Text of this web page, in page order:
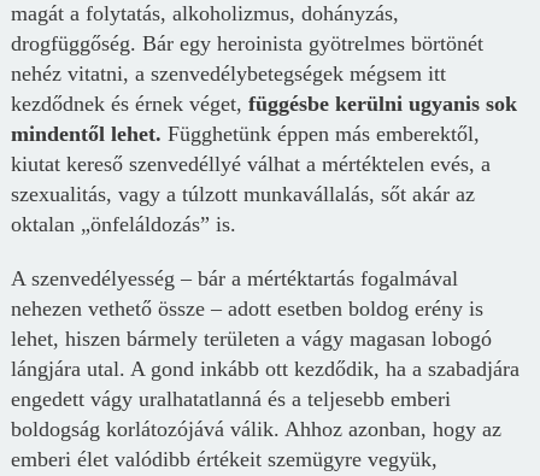
magát a folytatás, alkoholizmus, dohányzás,
drogfüggőség. Bár egy heroinista gyötrelmes börtönét
nehéz vitatni, a szenvedélybetegségek mégsem itt
kezdődnek és érnek véget, függésbe kerülni ugyanis sok
mindentől lehet. Függhetünk éppen más emberektől,
kiutat kereső szenvedéllyé válhat a mértéktelen evés, a
szexualitás, vagy a túlzott munkavállalás, sőt akár az
oktalan „önfeláldozás” is.
A szenvedélyesség – bár a mértéktartás fogalmával
nehezen vethető össze – adott esetben boldog erény is
lehet, hiszen bármely területen a vágy magasan lobogó
lángjára utal. A gond inkább ott kezdődik, ha a szabadjára
engedett vágy uralhatatlanná és a teljesebb emberi
boldogság korlátozójává válik. Ahhoz azonban, hogy az
emberi élet valódibb értékeit szemügyre vegyük,